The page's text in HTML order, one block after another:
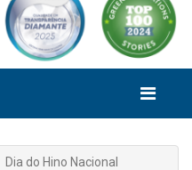
Dia do Hino Nacional